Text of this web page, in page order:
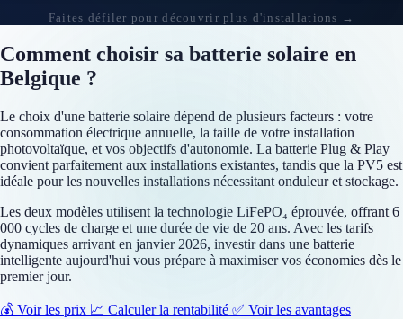
Faites défiler pour découvrir plus d'installations →
Comment choisir sa batterie solaire en
Belgique ?
Le choix d'une batterie solaire dépend de plusieurs facteurs : votre
consommation électrique annuelle, la taille de votre installation
photovoltaïque, et vos objectifs d'autonomie. La batterie Plug & Play
convient parfaitement aux installations existantes, tandis que la PV5 est
idéale pour les nouvelles installations nécessitant onduleur et stockage.
Les deux modèles utilisent la technologie LiFePO₄ éprouvée, offrant 6
000 cycles de charge et une durée de vie de 20 ans. Avec les tarifs
dynamiques arrivant en janvier 2026, investir dans une batterie
intelligente aujourd'hui vous prépare à maximiser vos économies dès le
premier jour.
💰 Voir les prix 📈 Calculer la rentabilité ✅ Voir les avantages